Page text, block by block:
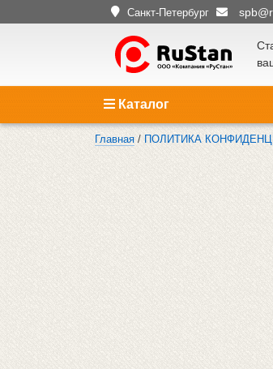
Санкт-Петербург
Каталог
Главная / ПОЛИТИКА